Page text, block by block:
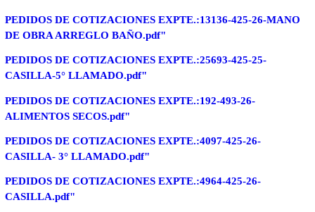
PEDIDOS DE COTIZACIONES EXPTE.:13136-425-26-MANO
DE OBRA ARREGLO BAÑO.pdf"
PEDIDOS DE COTIZACIONES EXPTE.:25693-425-25-
CASILLA-5° LLAMADO.pdf"
PEDIDOS DE COTIZACIONES EXPTE.:192-493-26-
ALIMENTOS SECOS.pdf"
PEDIDOS DE COTIZACIONES EXPTE.:4097-425-26-
CASILLA- 3° LLAMADO.pdf"
PEDIDOS DE COTIZACIONES EXPTE.:4964-425-26-
CASILLA.pdf"